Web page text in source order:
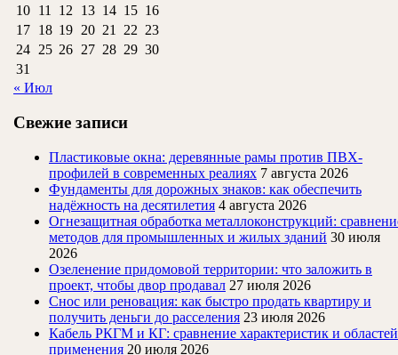
10 11 12 13 14 15 16
17 18 19 20 21 22 23
24 25 26 27 28 29 30
31
« Июл
Свежие записи
Пластиковые окна: деревянные рамы против ПВХ-
профилей в современных реалиях 7 августа 2026
Фундаменты для дорожных знаков: как обеспечить
надёжность на десятилетия 4 августа 2026
Огнезащитная обработка металлоконструкций:
методов для промышленных и жилых зданий 30 июля
2026
Озеленение придомовой территории: что заложить в
проект, чтобы двор продавал 27 июля 2026
Снос или реновация: как быстро продать квартиру и
получить деньги до расселения 23 июля 2026
Кабель РКГМ и КГ: сравнение характеристик и областей
применения 20 июля 2026